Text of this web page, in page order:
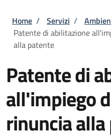
Briciole di
Home / Servizi /
Patente di abilitazione
alla patente
Patente di
all'impiego
rinuncia